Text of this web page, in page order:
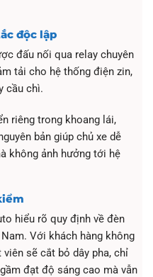
độc lập
đấu nối qua relay chuyên
tải cho hệ thống điện zin,
cầu chì.
riêng trong khoang lái,
bản giúp chủ xe dễ
không ảnh hưởng tới hệ
hiểu rõ quy định về đèn
Với khách hàng không
sẽ cắt bỏ dây pha, chỉ
đạt độ sáng cao mà vẫn